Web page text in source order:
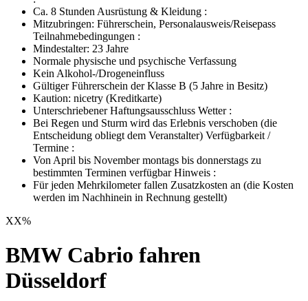
Ca. 8 Stunden Ausrüstung & Kleidung :
Mitzubringen: Führerschein, Personalausweis/Reisepass
Teilnahmebedingungen :
Mindestalter: 23 Jahre
Normale physische und psychische Verfassung
Kein Alkohol-/Drogeneinfluss
Gültiger Führerschein der Klasse B (5 Jahre in Besitz)
Kaution: nicetry (Kreditkarte)
Unterschriebener Haftungsausschluss Wetter :
Bei Regen und Sturm wird das Erlebnis verschoben (die
Entscheidung obliegt dem Veranstalter) Verfügbarkeit /
Termine :
Von April bis November montags bis donnerstags zu
bestimmten Terminen verfügbar Hinweis :
Für jeden Mehrkilometer fallen Zusatzkosten an (die Kosten
werden im Nachhinein in Rechnung gestellt)
XX%
BMW Cabrio fahren
Düsseldorf